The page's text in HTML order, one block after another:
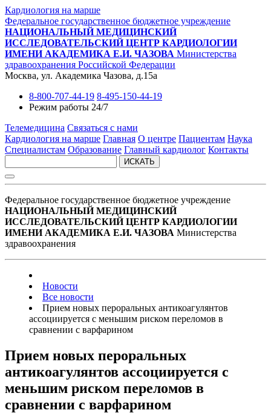
Кардиология на марше
Федеральное государственное бюджетное учреждение
НАЦИОНАЛЬНЫЙ МЕДИЦИНСКИЙ
ИССЛЕДОВАТЕЛЬСКИЙ ЦЕНТР КАРДИОЛОГИИ
ИМЕНИ АКАДЕМИКА Е.И. ЧАЗОВА Министерства
здравоохранения Российской Федерации
Москва, ул. Академика Чазова, д.15а
8-800-707-44-19 8-495-150-44-19
Режим работы 24/7
Телемедицина Связаться с нами
Кардиология на марше Главная О центре Пациентам Наука
Специалистам Образование Главный кардиолог Контакты
ИСКАТЬ
Федеральное государственное бюджетное учреждение
НАЦИОНАЛЬНЫЙ МЕДИЦИНСКИЙ
ИССЛЕДОВАТЕЛЬСКИЙ ЦЕНТР КАРДИОЛОГИИ
ИМЕНИ АКАДЕМИКА Е.И. ЧАЗОВА Министерства
здравоохранения
Новости
Все новости
Прием новых пероральных антикоагулянтов
ассоциируется с меньшим риском переломов в
сравнении с варфарином
Прием новых пероральных
антикоагулянтов ассоциируется с
меньшим риском переломов в
сравнении с варфарином